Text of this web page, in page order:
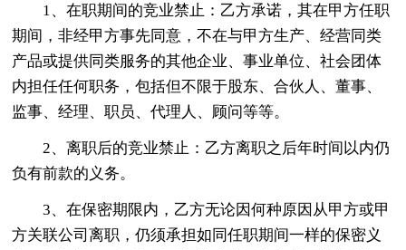
1、在职期间的竞业禁止：乙方承诺，其在甲方任职
期间，非经甲方事先同意，不在与甲方生产、经营同类
产品或提供同类服务的其他企业、事业单位、社会团体
内担任任何职务，包括但不限于股东、合伙人、董事、
监事、经理、职员、代理人、顾问等等。
2、离职后的竞业禁止：乙方离职之后年时间以内仍
负有前款的义务。
3、在保密期限内，乙方无论因何种原因从甲方或甲
方关联公司离职，仍须承担如同任职期间一样的保密义